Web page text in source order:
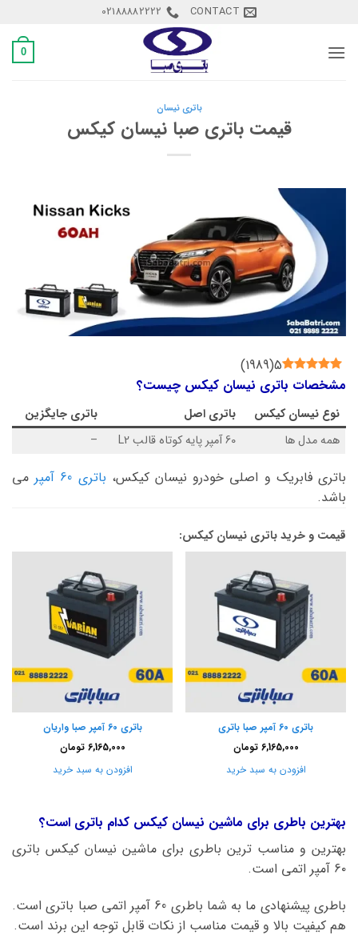
content
CONTACT
02188882222
0
باتری نیسان
قیمت باتری صبا نیسان کیکس
5
(
1989
)
مشخصات باتری نیسان کیکس چیست؟
نوعنیسان کیکس باتری اصل
باتری جایگزین
همه مدل ها
60 آمپر پایه کوتاه قالب L2 –
باتری فابریک و اصلی خودرو نیسان کیکس، باتری 60 آمپر
می
باشد.
قیمت و خرید باتری نیسان کیکس:
باتری 60 آمپر صبا باتری
6,165,000 تومان
افزودن به سبد خرید
باتری 60 آمپر صبا واریان
6,165,000 تومان
افزودن به سبد خرید
بهترین باطری برای ماشین نیسان کیکس کدام باتری است؟
بهترین و مناسب ترین باطری برای ماشین نیسان کیکس باتری
6۰ آمپر اتمی است.
باطری پیشنهادی ما به شما باطری 60 آمپر اتمی صبا باتری است.
هم کیفیت بالا و قیمت مناسب از نکات قابل توجه این برند است.